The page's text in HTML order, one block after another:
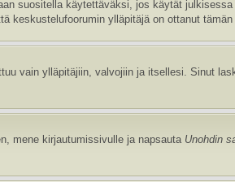
suositella käytettäväksi, jos käytät
keskustelufoorumin ylläpitäjä on ottanut
vain ylläpitäjiin, valvojiin ja itsellesi. Sinut
mene kirjautumissivulle ja napsauta Unohdin